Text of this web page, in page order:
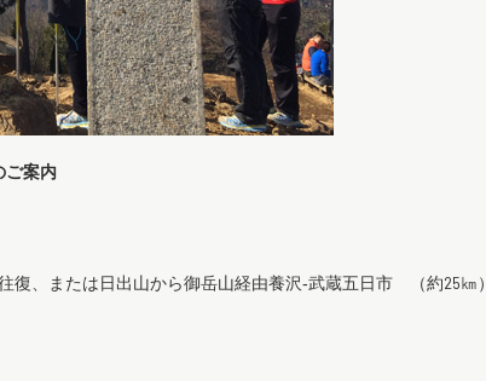
ご案内
復、または日出山から御岳山経由養沢‐武蔵五日市 （約25㎞）